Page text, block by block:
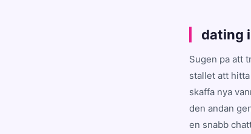
dating
Sugen pa att
stallet att
skaffa nya
den andan
en snabb